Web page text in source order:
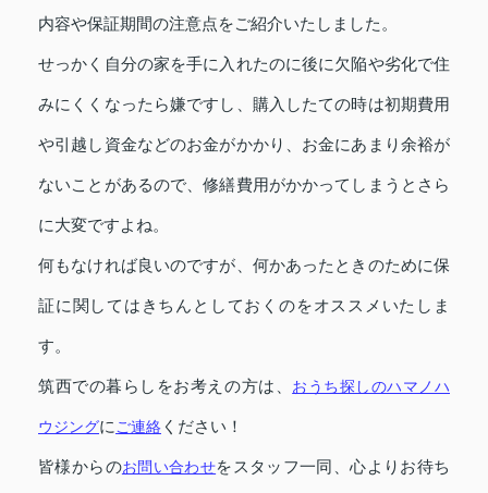
内容や保証期間の注意点をご紹介いたしました。
せっかく自分の家を手に入れたのに後に欠陥や劣化で住
みにくくなったら嫌ですし、購入したての時は初期費用
や引越し資金などのお金がかかり、お金にあまり余裕が
ないことがあるので、修繕費用がかかってしまうとさら
に大変ですよね。
何もなければ良いのですが、何かあったときのために保
証に関してはきちんとしておくのをオススメいたしま
す。
筑西での暮らしをお考えの方は、 おうち探しのハマノハ
ウジングにご連絡 ください！
皆様からのお問い合わせをスタッフ一同、心よりお待ち